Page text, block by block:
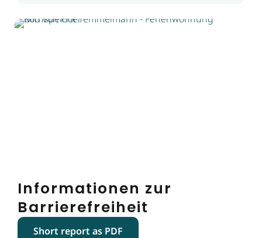
Informationen zur
Barrierefreiheit
Short report as PDF